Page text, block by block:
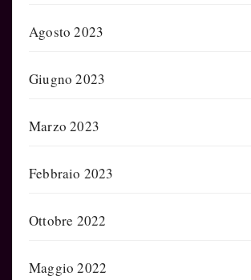
Agosto 2023
Giugno 2023
Marzo 2023
Febbraio 2023
Ottobre 2022
Maggio 2022